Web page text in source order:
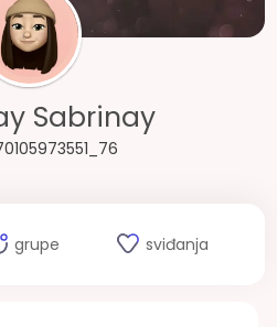
Sabrinay
grupe sviđanja